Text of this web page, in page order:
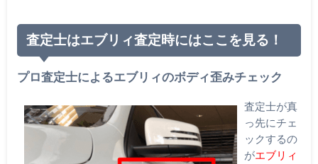
査定士はエブリィ査定時にはここを見る！
プロ査定士によるエブリィのボディ歪みチェック
査定士が真
っ先にチェ
ックするの
がエブリィ